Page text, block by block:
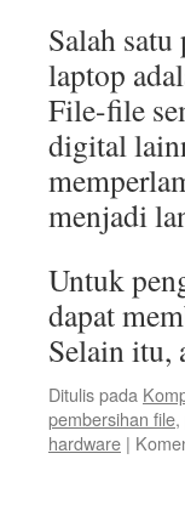
Salah
laptop
File-file
digital
menjadi
Untuk
dapat
Selain
Ditulis pada
pembersihan file,
hardware |